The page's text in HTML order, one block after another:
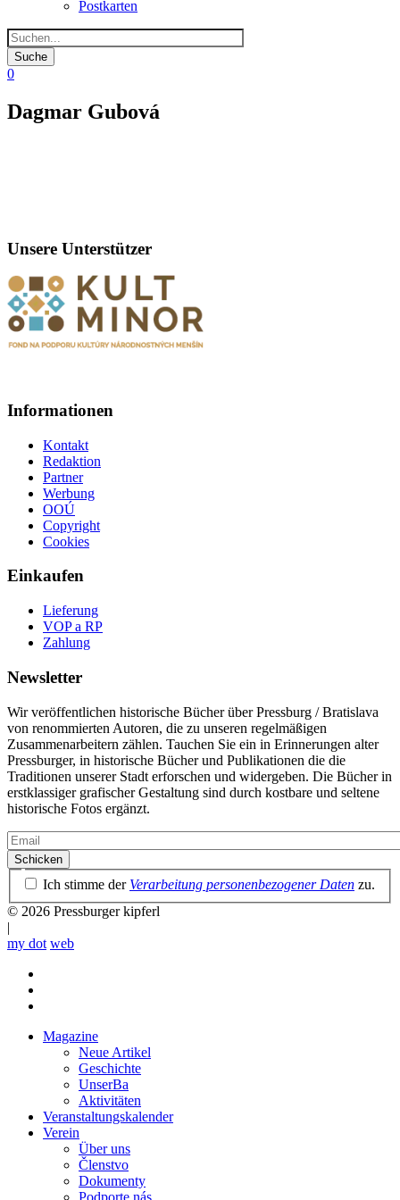
Postkarten
0
Dagmar Gubová
Unsere Unterstützer
Informationen
Kontakt
Redaktion
Partner
Werbung
OOÚ
Copyright
Cookies
Einkaufen
Lieferung
VOP a RP
Zahlung
Newsletter
Wir veröffentlichen historische Bücher über Pressburg / Bratislava
von renommierten Autoren, die zu unseren regelmäßigen
Zusammenarbeitern zählen. Tauchen Sie ein in Erinnerungen alter
Pressburger, in historische Bücher und Publikationen die die
Traditionen unserer Stadt erforschen und widergeben. Die Bücher in
erstklassiger grafischer Gestaltung sind durch kostbare und seltene
historische Fotos ergänzt.
Email
Datenschutzrichtlinie
Ich stimme der Verarbeitung personenbezogener Daten zu.
© 2026 Pressburger kipferl
|
my dot web
Magazine
Neue Artikel
Geschichte
UnserBa
Aktivitäten
Veranstaltungskalender
Verein
Über uns
Členstvo
Dokumenty